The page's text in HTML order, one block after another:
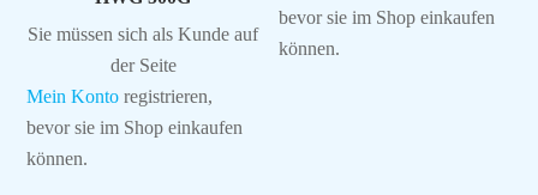
Sie müssen sich als Kunde auf
der Seite
Mein Konto registrieren,
bevor sie im Shop einkaufen
können.
bevor sie im Shop einkaufen
können.